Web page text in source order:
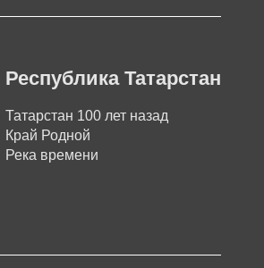
Республика Татарстан
Татарстан 100 лет назад
Край Родной
Река времени